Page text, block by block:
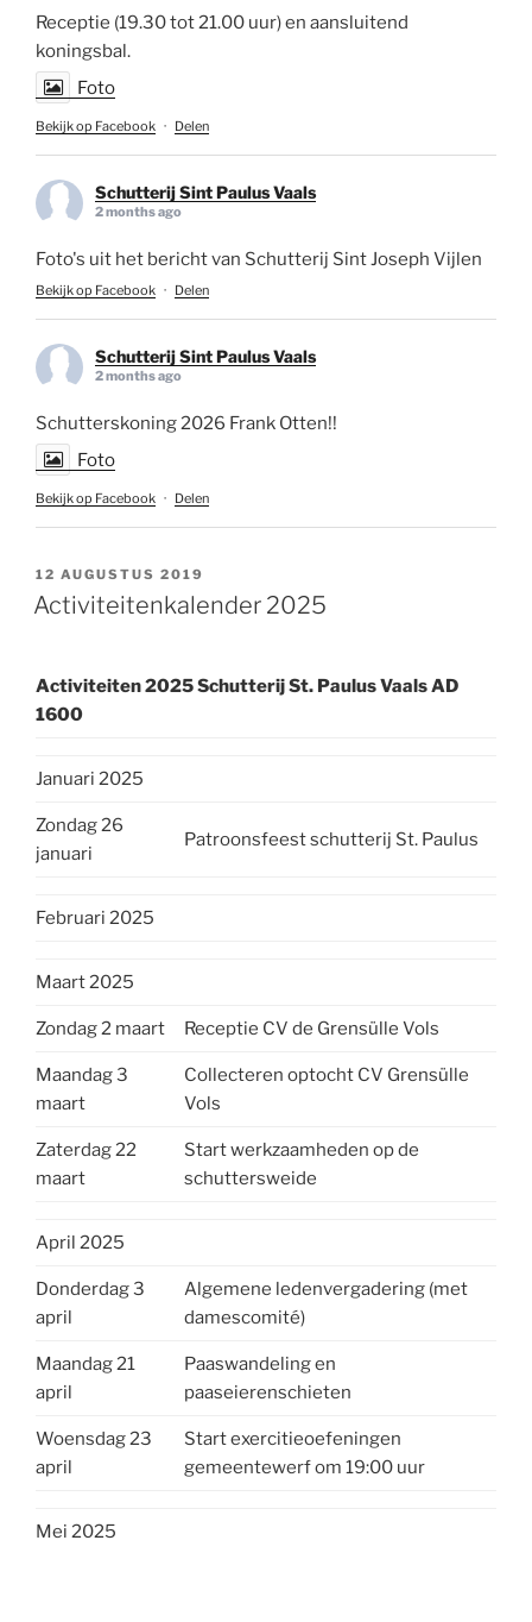
Receptie (19.30 tot 21.00 uur) en aansluitend
koningsbal.
Foto
Bekijk op Facebook · Delen
Schutterij Sint Paulus Vaals
2 months ago
Foto's uit het bericht van Schutterij Sint Joseph Vijlen
Bekijk op Facebook · Delen
Schutterij Sint Paulus Vaals
2 months ago
Schutterskoning 2026 Frank Otten!!
Foto
Bekijk op Facebook · Delen
GEPLAATST
OP
12 AUGUSTUS 2019
Activiteitenkalender 2025
Activiteiten 2025 Schutterij St. Paulus Vaals AD
1600
Januari 2025
Zondag 26
januari
Patroonsfeest schutterij St. Paulus
Februari 2025
Maart 2025
Zondag 2 maart Receptie CV de Grensülle Vols
Maandag 3
maart
Collecteren optocht CV Grensülle
Vols
Zaterdag 22
maart
Start werkzaamheden op de
schuttersweide
April 2025
Donderdag 3
april
Algemene ledenvergadering (met
damescomité)
Maandag 21
april
Paaswandeling en
paaseierenschieten
Woensdag 23
april
Start exercitieoefeningen
gemeentewerf om 19:00 uur
Mei 2025